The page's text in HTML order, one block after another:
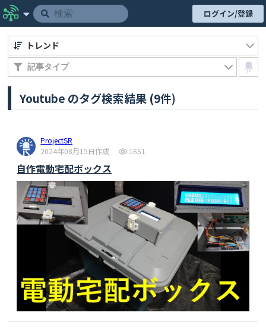
ログイン/登録
Youtube のタグ検索結果 (9件)
トレンド
ProjectSR
2024年08月15日作成
1651
自作電動宅配ボックス